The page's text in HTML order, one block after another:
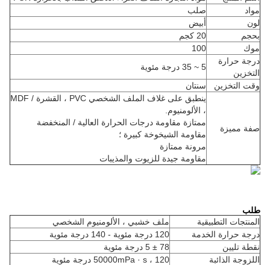
مواد
صلب
لون
أبيض
بحجم
20 كجم
موك
100
درجة حرارة
التخزين
5 ~ 35 درجة مئوية
وقت التخزين
سنتان
صفة مميزة
ينطبق على غلاف الملف الشخصي PVC ، القشرة / MDF
، الألومنيوم.
ممتازة مقاومة درجات الحرارة العالية / المنخفضة
مقاومة الشيخوخة كبيرة ؛
مرونة ممتازة
مقاومة جيدة للزيوت والمذيبات
طلب
المنتجات التطبيقية
ملف خشبي ، الألومنيوم الشخصي
درجة حرارة الخدمة
120 درجة مئوية - 140 درجة مئوية
نقطة تليين
78 ± 5 درجة مئوية
اللزوجة الذائبة
50000mPa · s ، 120 درجة مئوية